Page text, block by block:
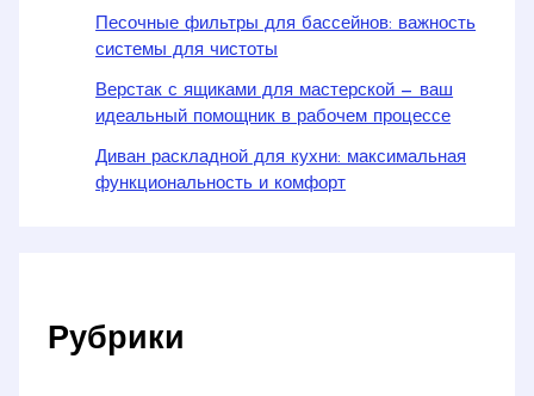
Песочные фильтры для бассейнов: важность
системы для чистоты
Верстак с ящиками для мастерской — ваш
идеальный помощник в рабочем процессе
Диван раскладной для кухни: максимальная
функциональность и комфорт
Рубрики